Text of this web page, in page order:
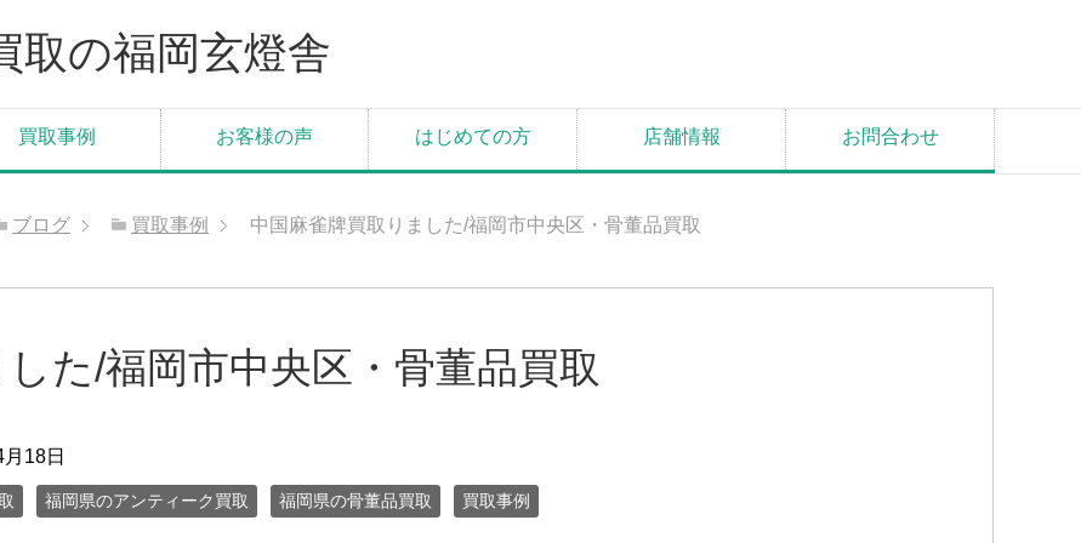
取の福岡玄燈舎
買取事例 お客様の声 はじめての方 店舗情報 お問合わせ
ブログ 買取事例 中国麻雀牌買取りました/福岡市中央区・骨董品買取
た/福岡市中央区・骨董品買取
18日
福岡県のアンティーク買取 福岡県の骨董品買取 買取事例